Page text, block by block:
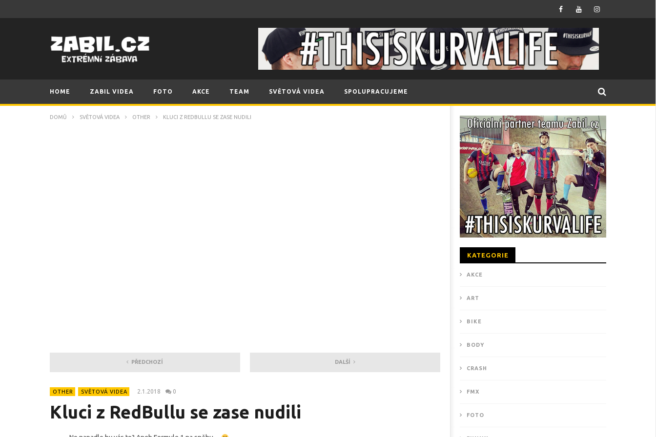
HOME ZABIL VIDEA FOTO AKCE TEAM SVĚTOVÁ VIDEA SPOLUPRACUJEME
DOMŮ SVĚTOVÁ VIDEA OTHER KLUCI Z REDBULLU SE ZASE NUDILI
PŘEDCHOZÍ DALŠÍ
OTHER SVĚTOVÁ VIDEA 2.1.2018 0
Kluci z RedBullu se zase nudili
KATEGORIE
AKCE
ART
BIKE
BODY
CRASH
FMX
FOTO